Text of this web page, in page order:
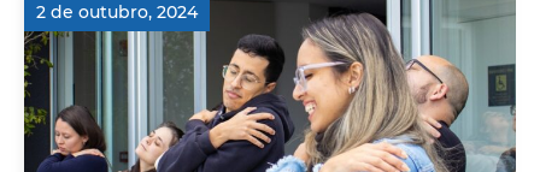
2 de outubro, 2024